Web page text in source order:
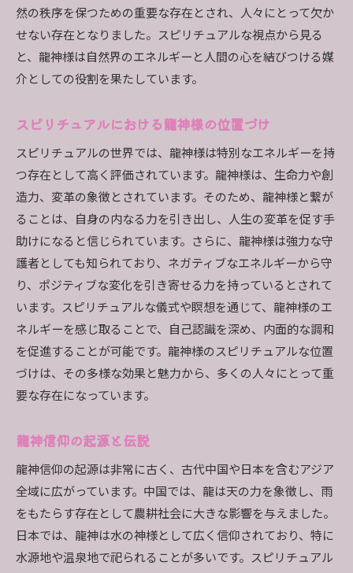
龍神様とのスピリチュアルな繋がりを強化する
龍神様の加護による心の平安
龍神様の存在を感じる瞑想法
龍神様がもたらすスピリチュアルな恩恵
スピリチュアル効果を引き出す龍神様との関わり方
龍神様に祈りを捧げる方法
日常生活で龍神様の力を活用する
龍神様とのスピリチュアルな対話法
龍神様に感謝の意を示す儀式
龍神様のエネルギーを取り入れる方法
龍神様と共に過ごす特別な時間
龍神様の種類とそのスピリチュアル効果心と魂を豊
かにする方法
龍神様のエネルギーを取り入れる瞑想法
スピリチュアルな成長を促進する龍神様の教え
龍神様がもたらす魂の癒し
龍神様の力を活用したスピリチュアルな実践
スピリチュアルな魅力を引き立てる龍神様の選び方
自身に合った龍神様を見つける方法
龍神様との相性を見極めるポイント
然の秩序を保つための重要な存在とされ、人々にとって欠か
せない存在となりました。スピリチュアルな視点から見る
と、龍神様は自然界のエネルギーと人間の心を結びつける媒
介としての役割を果たしています。
スピリチュアルにおける龍神様の位置づけ
スピリチュアルの世界では、龍神様は特別なエネルギーを持
つ存在として高く評価されています。龍神様は、生命力や創
造力、変革の象徴とされています。そのため、龍神様と繋が
ることは、自身の内なる力を引き出し、人生の変革を促す手
助けになると信じられています。さらに、龍神様は強力な守
護者としても知られており、ネガティブなエネルギーから守
り、ポジティブな変化を引き寄せる力を持っているとされて
います。スピリチュアルな儀式や瞑想を通じて、龍神様のエ
ネルギーを感じ取ることで、自己認識を深め、内面的な調和
を促進することが可能です。龍神様のスピリチュアルな位置
づけは、その多様な効果と魅力から、多くの人々にとって重
要な存在になっています。
龍神信仰の起源と伝説
龍神信仰の起源は非常に古く、古代中国や日本を含むアジア
全域に広がっています。中国では、龍は天の力を象徴し、雨
をもたらす存在として農耕社会に大きな影響を与えました。
日本では、龍神は水の神様として広く信仰されており、特に
水源地や温泉地で祀られることが多いです。スピリチュアル